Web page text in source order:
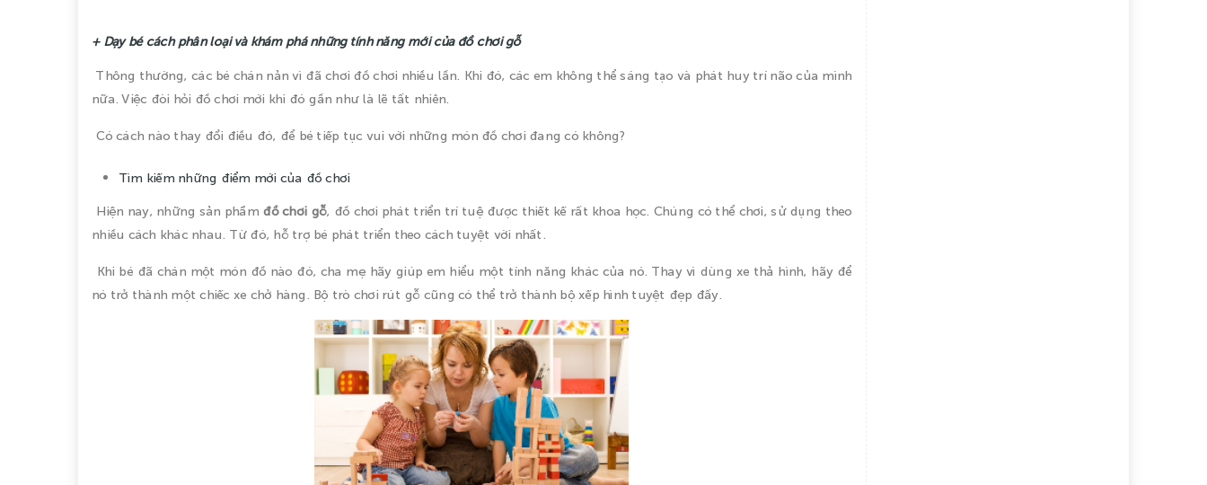
+ Dạy bé cách phân loại và khám phá những tính năng mới của đồ chơi gỗ
Thông thường, các bé chán nản vì đã chơi đồ chơi nhiều lần. Khi đó, các em không thể sáng tạo và phát huy trí não của mình
nữa. Việc đòi hỏi đồ chơi mới khi đó gần như là lẽ tất nhiên.
Có cách nào thay đổi điều đó, để bé tiếp tục vui với những món đồ chơi đang có không?
Tìm kiếm những điểm mới của đồ chơi
Hiện nay, những sản phẩm đồ chơi gỗ, đồ chơi phát triển trí tuệ được thiết kế rất khoa học. Chúng có thể chơi, sử dụng theo
nhiều cách khác nhau. Từ đó, hỗ trợ bé phát triển theo cách tuyệt vời nhất.
Khi bé đã chán một món đồ nào đó, cha mẹ hãy giúp em hiểu một tính năng khác của nó. Thay vì dùng xe thả hình, hãy để
nó trở thành một chiếc xe chở hàng. Bộ trò chơi rút gỗ cũng có thể trở thành bộ xếp hình tuyệt đẹp đấy.